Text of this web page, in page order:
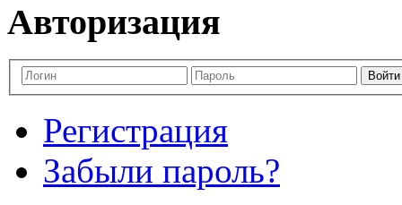
Авторизация
Регистрация
Забыли пароль?